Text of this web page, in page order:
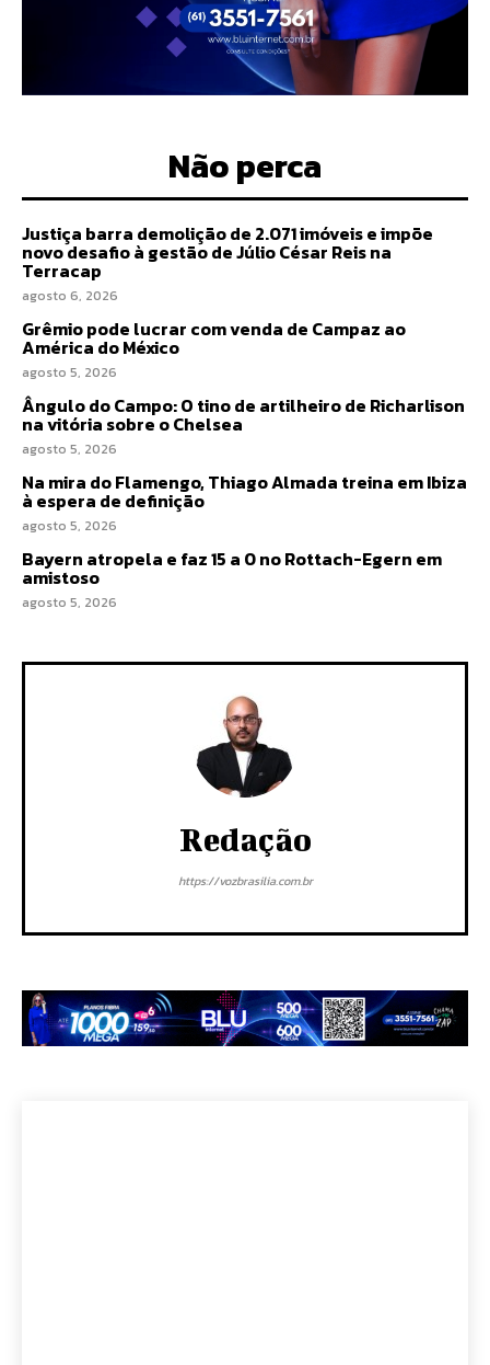
Não perca
Justiça barra demolição de 2.071 imóveis e impõe
novo desafio à gestão de Júlio César Reis na
Terracap
agosto 6, 2026
Grêmio pode lucrar com venda de Campaz ao
América do México
agosto 5, 2026
Ângulo do Campo: O tino de artilheiro de Richarlison
na vitória sobre o Chelsea
agosto 5, 2026
Na mira do Flamengo, Thiago Almada treina em Ibiza
à espera de definição
agosto 5, 2026
Bayern atropela e faz 15 a 0 no Rottach-Egern em
amistoso
agosto 5, 2026
Redação
https://vozbrasilia.com.br